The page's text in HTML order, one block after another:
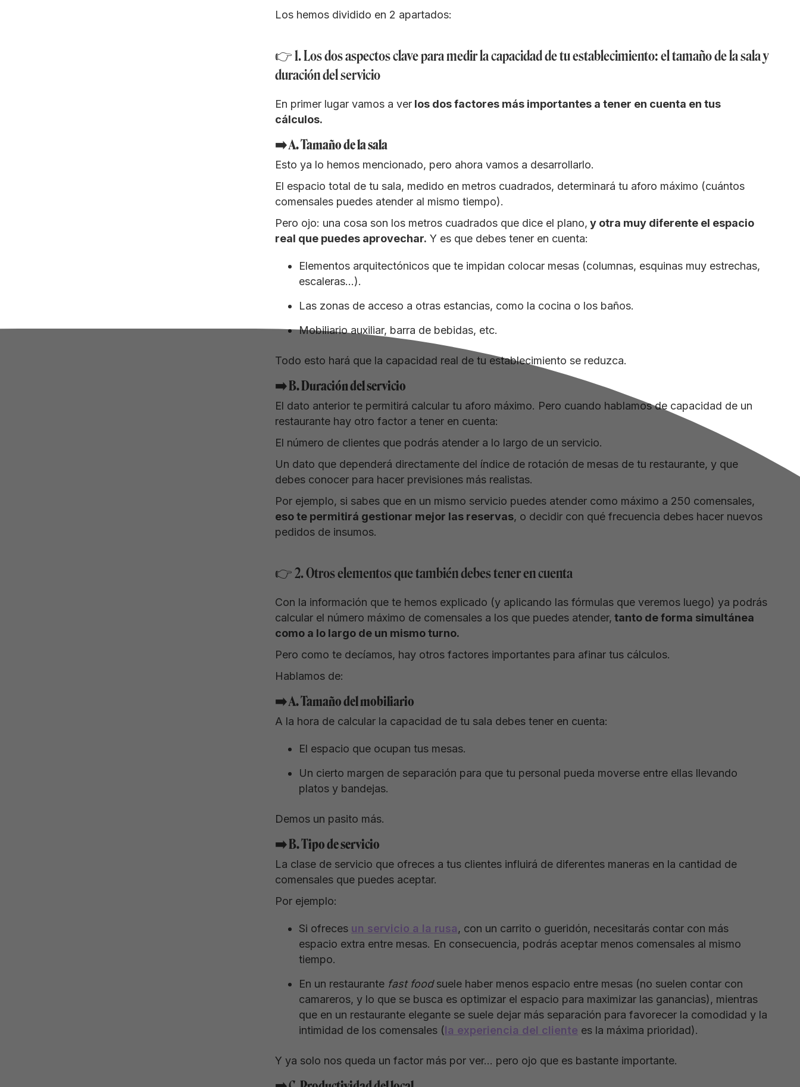
Los hemos dividido en 2 apartados:
👉 1. Los dos aspectos clave para medir la capacidad de tu establecimiento: el tamaño de la sala y
duración del servicio
En primer lugar vamos a ver los dos factores más importantes a tener en cuenta en tus
cálculos.
➡️ A. Tamaño de la sala
Esto ya lo hemos mencionado, pero ahora vamos a desarrollarlo.
El espacio total de tu sala, medido en metros cuadrados, determinará tu aforo máximo (cuántos
comensales puedes atender al mismo tiempo).
Pero ojo: una cosa son los metros cuadrados que dice el plano, y otra muy diferente el espacio
real que puedes aprovechar. Y es que debes tener en cuenta:
Elementos arquitectónicos que te impidan colocar mesas (columnas, esquinas muy estrechas,
escaleras…).
Las zonas de acceso a otras estancias, como la cocina o los baños.
Mobiliario auxiliar, barra de bebidas, etc.
Todo esto hará que la capacidad real de tu establecimiento se reduzca.
➡️ B. Duración del servicio
El dato anterior te permitirá calcular tu aforo máximo. Pero cuando hablamos de capacidad de un
restaurante hay otro factor a tener en cuenta:
El número de clientes que podrás atender a lo largo de un servicio.
Un dato que dependerá directamente del índice de rotación de mesas de tu restaurante, y que
debes conocer para hacer previsiones más realistas.
Por ejemplo, si sabes que en un mismo servicio puedes atender como máximo a 250 comensales,
eso te permitirá gestionar mejor las reservas, o decidir con qué frecuencia debes hacer nuevos
pedidos de insumos.
👉 2. Otros elementos que también debes tener en cuenta
Con la información que te hemos explicado (y aplicando las fórmulas que veremos luego) ya podrás
calcular el número máximo de comensales a los que puedes atender, tanto de forma simultánea
como a lo largo de un mismo turno.
Pero como te decíamos, hay otros factores importantes para afinar tus cálculos.
Hablamos de:
➡️ A. Tamaño del mobiliario
A la hora de calcular la capacidad de tu sala debes tener en cuenta:
El espacio que ocupan tus mesas.
Un cierto margen de separación para que tu personal pueda moverse entre ellas llevando
platos y bandejas.
Demos un pasito más.
➡️ B. Tipo de servicio
La clase de servicio que ofreces a tus clientes influirá de diferentes maneras en la cantidad de
comensales que puedes aceptar.
Por ejemplo:
Si ofreces un servicio a la rusa, con un carrito o gueridón, necesitarás contar con más
espacio extra entre mesas. En consecuencia, podrás aceptar menos comensales al mismo
tiempo.
En un restaurante fast foodsuele haber menos espacio entre mesas (no suelen contar con
camareros, y lo que se busca es optimizar el espacio para maximizar las ganancias), mientras
que en un restaurante elegante se suele dejar más separación para favorecer la comodidad y la
intimidad de los comensales (la experiencia del cliente es la máxima prioridad).
Y ya solo nos queda un factor más por ver… pero ojo que es bastante importante.